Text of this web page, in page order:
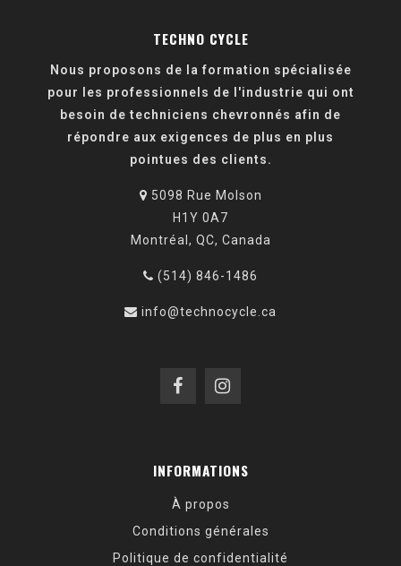
TECHNO CYCLE
Nous proposons de la formation spécialisée
pour les professionnels de l'industrie qui ont
besoin de techniciens chevronnés afin de
répondre aux exigences de plus en plus
pointues des clients.
5098 Rue Molson
H1Y 0A7
Montréal, QC, Canada
(514) 846-1486
info@technocycle.ca
INFORMATIONS
À propos
Conditions générales
Politique de confidentialité